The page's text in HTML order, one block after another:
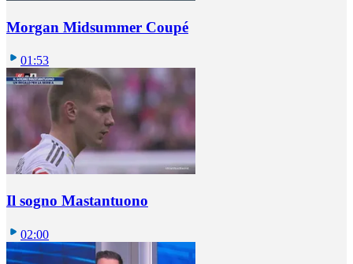
Morgan Midsummer Coupé
01:53
Il sogno Mastantuono
02:00